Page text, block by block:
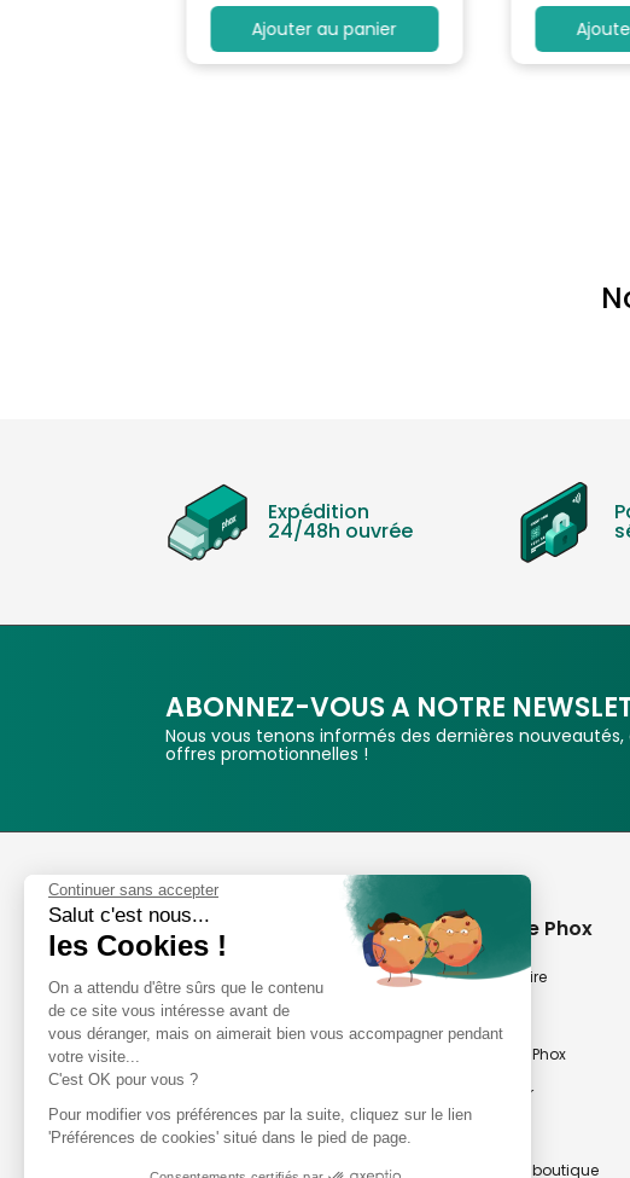
Ajouter au panier
Expédition
24/48h ouvrée
ABONNEZ-VOUS A NOTRE
Nous vous tenons informés des dernières
offres promotionnelles !
Phox
Spécialiste de l'image
Suivez-nous
Avis clients
8,2/10 Avis vérifiés
L'Appli Phox
A propos de Phox
Notre savoir-faire
Nos magasins Phox
Notre newsletter
Atelier Photo en boutique
Continuer sans accepter
Salut c'est nous...
les Cookies !
On a attendu d'être sûrs que le contenu
de ce site vous intéresse avant de
vous déranger, mais on aimerait bien vous accompagner pendant
votre visite...
C'est OK pour vous ?
Pour modifier vos préférences par la suite, cliquez sur le lien
'Préférences de cookies' situé dans le pied de page.